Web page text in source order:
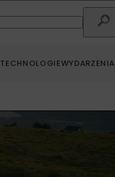
TECHNOLOGIEWYDARZENIA